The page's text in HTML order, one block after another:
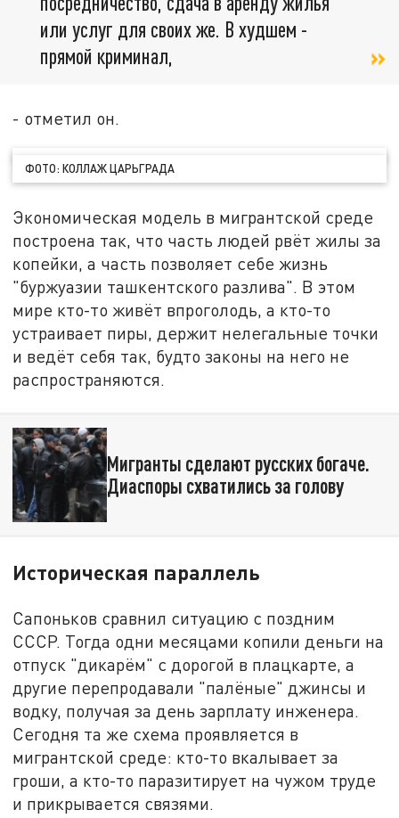
или услуг для своих же. В худшем -
прямой криминал,
- отметил он.
ФОТО: КОЛЛАЖ ЦАРЬГРАДА
Экономическая модель в мигрантской среде
построена так, что часть людей рвёт жилы за
копейки, а часть позволяет себе жизнь
"буржуазии ташкентского разлива". В этом
мире кто-то живёт впроголодь, а кто-то
устраивает пиры, держит нелегальные точки
и ведёт себя так, будто законы на него не
распространяются.
Мигранты сделают русских богаче.
Диаспоры схватились за голову
Историческая параллель
Сапоньков сравнил ситуацию с поздним
СССР. Тогда одни месяцами копили деньги на
отпуск "дикарём" с дорогой в плацкарте, а
другие перепродавали "палёные" джинсы и
водку, получая за день зарплату инженера.
Сегодня та же схема проявляется в
мигрантской среде: кто-то вкалывает за
гроши, а кто-то паразитирует на чужом труде
и прикрывается связями.